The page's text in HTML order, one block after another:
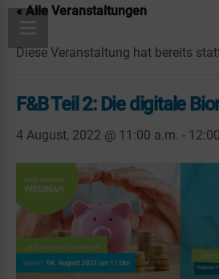
« Alle Veranstaltungen
Diese Veranstaltung hat bereits
F&B Teil 2: Die digitale
4 August, 2022 @ 11:00 a.m. -